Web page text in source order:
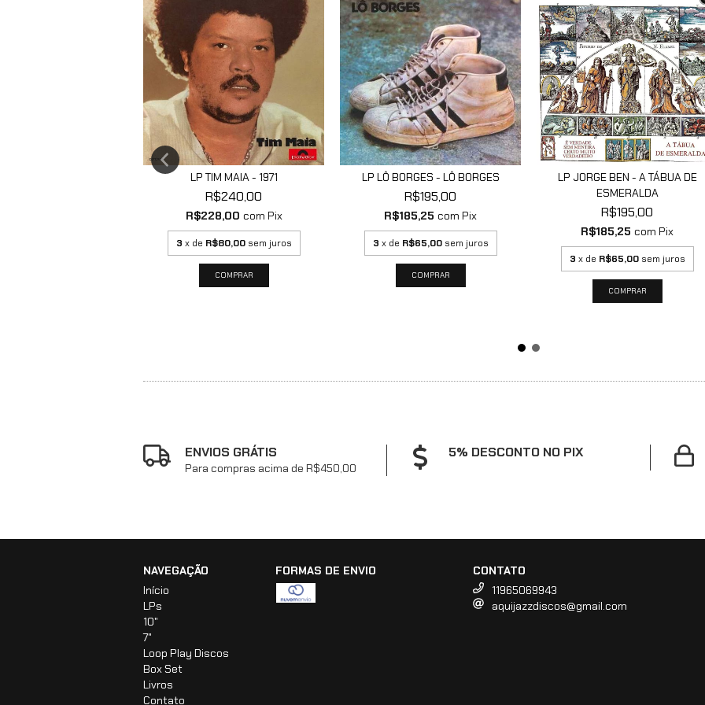
LP TIM MAIA - 1971
R$240,00
R$228,00 com Pix
3 x de R$80,00 sem juros
LP LÔ BORGES - LÔ BORGES
R$195,00
R$185,25 com Pix
3 x de R$65,00 sem juros
LP JORGE BEN - A TÁBUA DE
ESMERALDA
R$195,00
R$185,25 com Pix
3 x de R$65,00 sem juros
ENVIOS GRÁTIS
Para compras acima de R$450,00
5% DESCONTO NO PIX
NAVEGAÇÃO
Início
LPs
10"
7"
Loop Play Discos
Box Set
Livros
Contato
FORMAS DE ENVIO
CONTATO
11965069943
aquijazzdiscos@gmail.com